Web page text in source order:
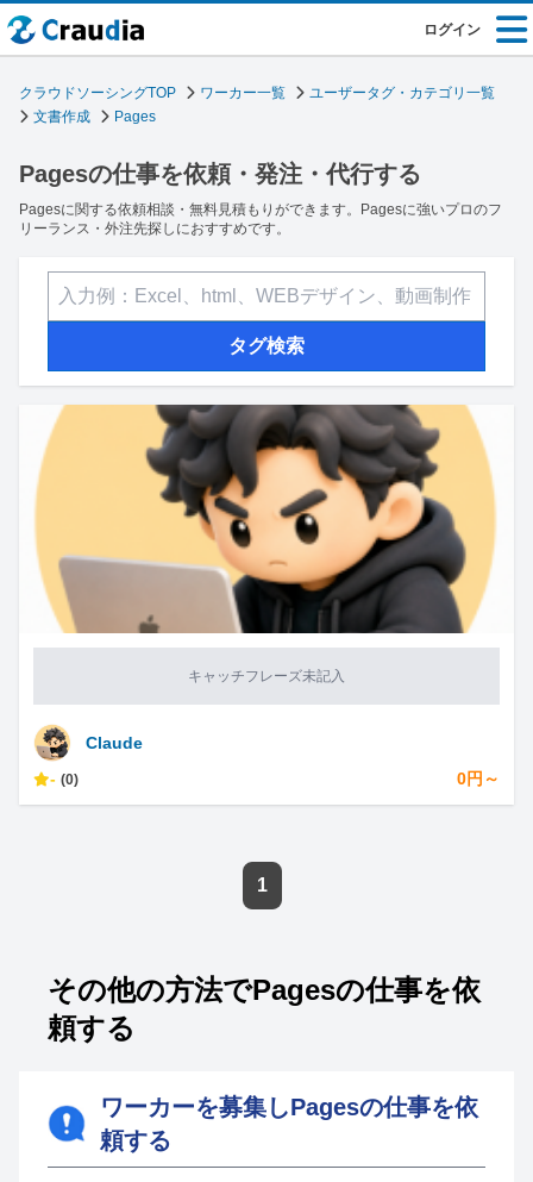
ログイン
クラウドソーシングTOP ワーカー一覧
ユーザータグ・カテゴリ一覧
文書作成
Pages
Pagesの仕事を依頼・発注・代行する
Pagesに関する依頼相談・無料見積もりができます。Pagesに強いプロのフ
リーランス・外注先探しにおすすめです。
タグ検索
キャッチフレーズ未記入
Claude
- (0) 0円～
1
その他の方法でPagesの仕事を依
頼する
ワーカーを募集しPagesの仕事を依
頼する